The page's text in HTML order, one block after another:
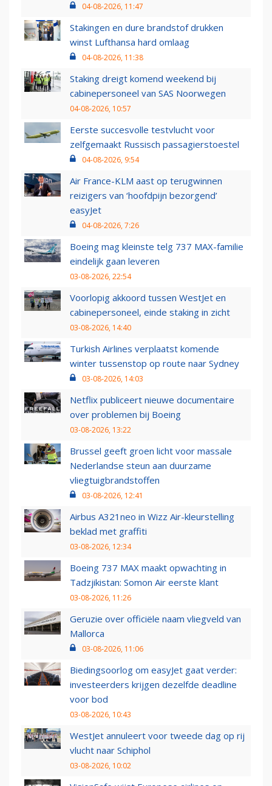
04-08-2026, 11:47
Stakingen en dure brandstof drukken
winst Lufthansa hard omlaag
04-08-2026, 11:38
Staking dreigt komend weekend bij
cabinepersoneel van SAS Noorwegen
04-08-2026, 10:57
Eerste succesvolle testvlucht voor
zelfgemaakt Russisch passagierstoestel
04-08-2026, 9:54
Air France-KLM aast op terugwinnen
reizigers van ‘hoofdpijn bezorgend’
easyJet
04-08-2026, 7:26
Boeing mag kleinste telg 737 MAX-familie
eindelijk gaan leveren
03-08-2026, 22:54
Voorlopig akkoord tussen WestJet en
cabinepersoneel, einde staking in zicht
03-08-2026, 14:40
Turkish Airlines verplaatst komende
winter tussenstop op route naar Sydney
03-08-2026, 14:03
Netflix publiceert nieuwe documentaire
over problemen bij Boeing
03-08-2026, 13:22
Brussel geeft groen licht voor massale
Nederlandse steun aan duurzame
vliegtuigbrandstoffen
03-08-2026, 12:41
Airbus A321neo in Wizz Air-kleurstelling
beklad met graffiti
03-08-2026, 12:34
Boeing 737 MAX maakt opwachting in
Tadzjikistan: Somon Air eerste klant
03-08-2026, 11:26
Geruzie over officiële naam vliegveld van
Mallorca
03-08-2026, 11:06
Biedingsoorlog om easyJet gaat verder:
investeerders krijgen dezelfde deadline
voor bod
03-08-2026, 10:43
WestJet annuleert voor tweede dag op rij
vlucht naar Schiphol
03-08-2026, 10:02